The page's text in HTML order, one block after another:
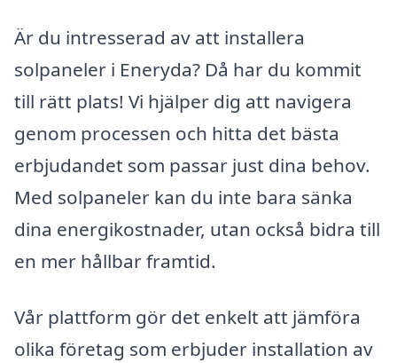
Är du intresserad av att installera
solpaneler i Eneryda? Då har du kommit
till rätt plats! Vi hjälper dig att navigera
genom processen och hitta det bästa
erbjudandet som passar just dina behov.
Med solpaneler kan du inte bara sänka
dina energikostnader, utan också bidra till
en mer hållbar framtid.
Vår plattform gör det enkelt att jämföra
olika företag som erbjuder installation av